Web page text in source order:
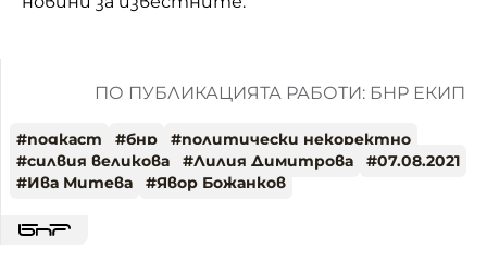
ПО ПУБЛИКАЦИЯТА РАБОТИ: БНР ЕКИП
#подкаст #бнр #политически некоректно
#силвия великова #Лилия Димитрова #07.08.2021
#Ива Митева #Явор Божанков